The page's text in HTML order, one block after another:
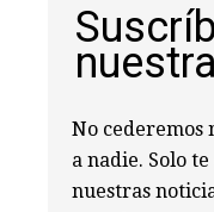
No cederemos
a nadie. Solo
nuestras